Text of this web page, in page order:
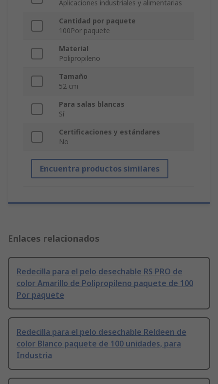
Aplicaciones industriales y alimentarias
Cantidad por paquete
100Por paquete
Material
Polipropileno
Tamaño
52 cm
Para salas blancas
Sí
Certificaciones y estándares
No
Encuentra productos similares
Enlaces relacionados
Redecilla para el pelo desechable RS PRO de
color Amarillo de Polipropileno paquete de 100
Por paquete
Redecilla para el pelo desechable Reldeen de
color Blanco paquete de 100 unidades, para
Industria